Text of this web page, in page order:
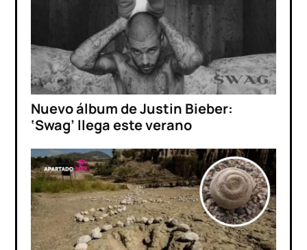
Nuevo álbum de Justin Bieber:
‘Swag’ llega este verano